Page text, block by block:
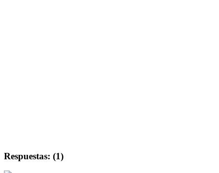
Respuestas: (1)